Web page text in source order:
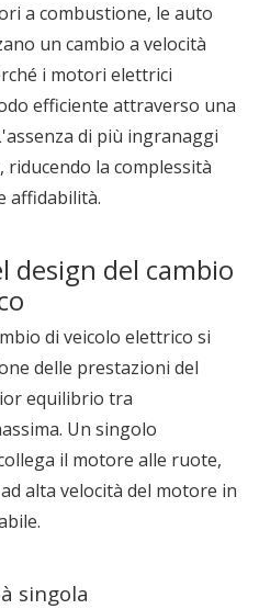
a combustione, le auto
un cambio a velocità
i motori elettrici
efficiente attraverso una
di più ingranaggi
la complessità
affidabilità.
design del cambio
di veicolo elettrico si
delle prestazioni del
equilibrio tra
Un singolo
il motore alle ruote,
alta velocità del motore in
singola